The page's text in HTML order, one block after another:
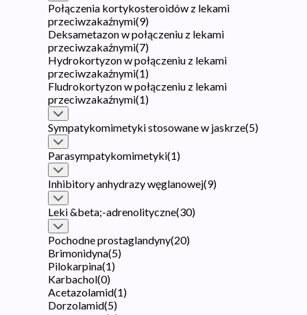
Połączenia kortykosteroidów z lekami
przeciwzakaźnymi(9)
Deksametazon w połączeniu z lekami
przeciwzakaźnymi(7)
Hydrokortyzon w połączeniu z lekami
przeciwzakaźnymi(1)
Fludrokortyzon w połączeniu z lekami
przeciwzakaźnymi(1)
Sympatykomimetyki stosowane w jaskrze(5)
Parasympatykomimetyki(1)
Inhibitory anhydrazy węglanowej(9)
Leki &beta;-adrenolityczne(30)
Pochodne prostaglandyny(20)
Brimonidyna(5)
Pilokarpina(1)
Karbachol(0)
Acetazolamid(1)
Dorzolamid(5)